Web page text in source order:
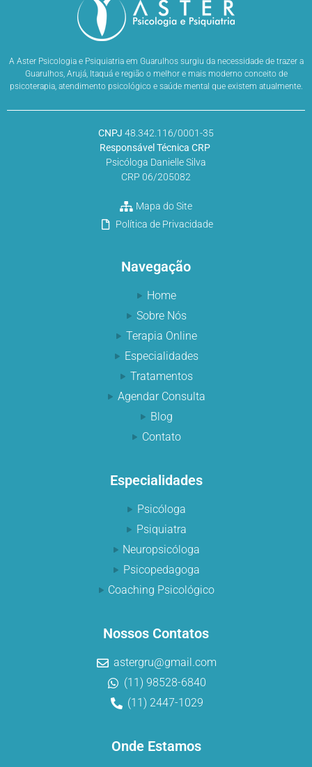
A Aster Psicologia e Psiquiatria em Guarulhos surgiu da necessidade de trazer a
Guarulhos, Arujá, Itaquá e região o melhor e mais moderno conceito de
psicoterapia, atendimento psicológico e saúde mental que existem atualmente.
CNPJ 48.342.116/0001-35
Responsável Técnica CRP
Psicóloga Danielle Silva
CRP 06/205082
Mapa do Site
Política de Privacidade
Navegação
Home
Sobre Nós
Terapia Online
Especialidades
Tratamentos
Agendar Consulta
Blog
Contato
Especialidades
Psicóloga
Psiquiatra
Neuropsicóloga
Psicopedagoga
Coaching Psicológico
Nossos Contatos
astergru@gmail.com
(11) 98528-6840
(11) 2447-1029
Onde Estamos